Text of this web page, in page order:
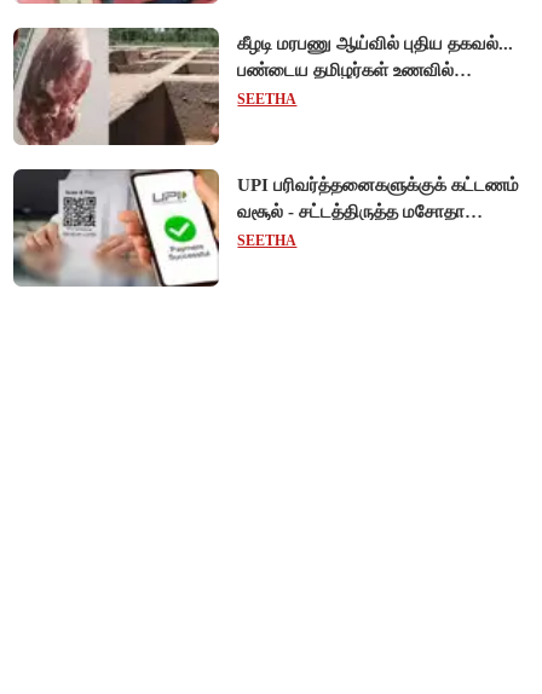
கீழடி மரபணு ஆய்வில் புதிய தகவல்...
பண்டைய தமிழர்கள் உணவில்
அதிகளவு இறைச்சி பயன்பாடு!
SEETHA
UPI பரிவர்த்தனைகளுக்குக் கட்டணம்
வசூல் - சட்டத்திருத்த மசோதா
நிறைவேற்றம்!
SEETHA